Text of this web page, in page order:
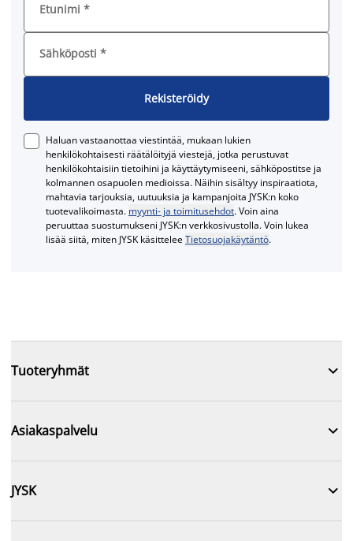
Etunimi *
Sähköposti *
Rekisteröidy
Haluan vastaanottaa viestintää, mukaan lukien
henkilökohtaisesti räätälöityjä viestejä, jotka perustuvat
henkilökohtaisiin tietoihini ja käyttäytymiseeni, sähköpostitse ja
kolmannen osapuolen medioissa. Näihin sisältyy inspiraatiota,
mahtavia tarjouksia, uutuuksia ja kampanjoita JYSK:n koko
tuotevalikoimasta. myynti- ja toimitusehdot. Voin aina
peruuttaa suostumukseni JYSK:n verkkosivustolla. Voin lukea
lisää siitä, miten JYSK käsitteleeTietosuojakäytäntö.
Tuoteryhmät 
Asiakaspalvelu 
JYSK 